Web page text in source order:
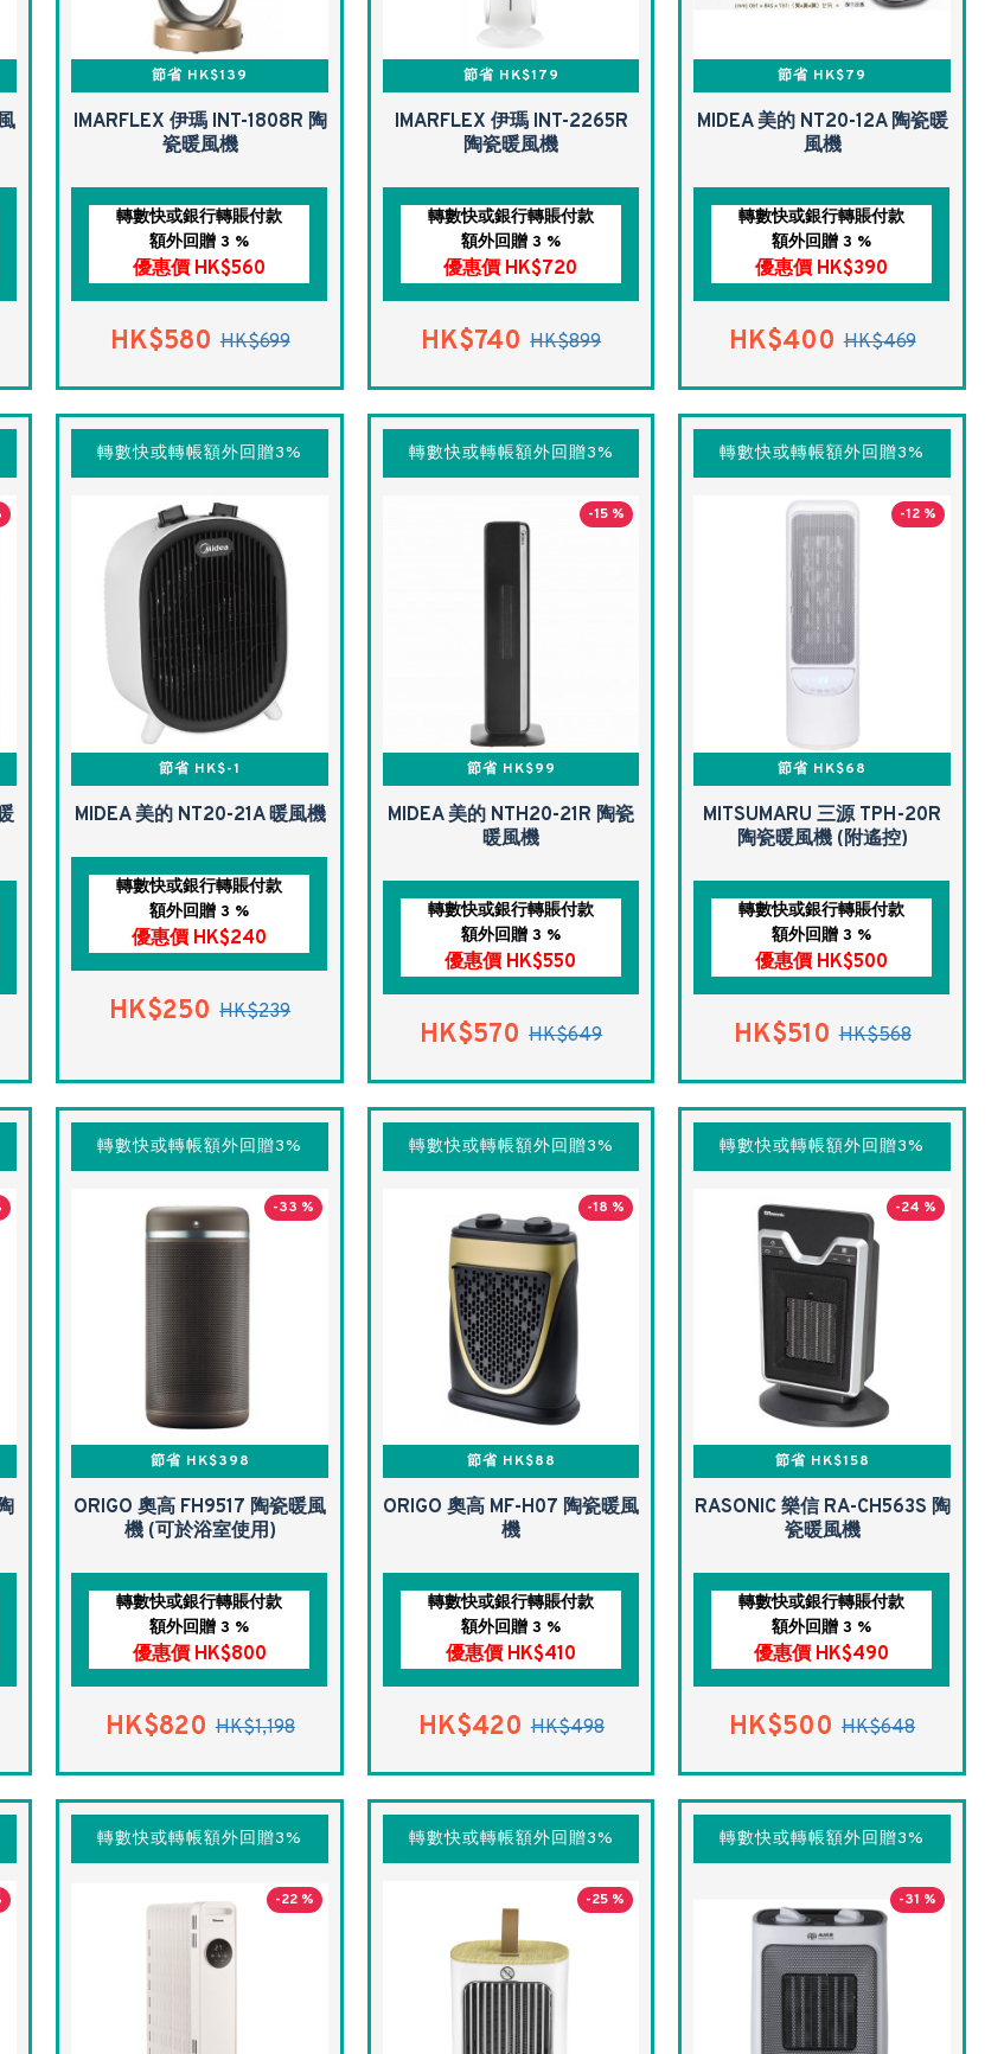
節省 HK$139
IMARFLEX 伊瑪 INT-1808R 陶
瓷暖風機
轉數快或銀行轉賬付款
額外回贈 3 %
優惠價 HK$560
HK$580 HK$699
節省 HK$179
IMARFLEX 伊瑪 INT-2265R
陶瓷暖風機
轉數快或銀行轉賬付款
額外回贈 3 %
優惠價 HK$720
HK$740 HK$899
節省 HK$79
MIDEA 美的 NT20-12A 陶瓷暖
風機
轉數快或銀行轉賬付款
額外回贈 3 %
優惠價 HK$390
HK$400 HK$469
轉數快或轉帳額外回贈3%
節省 HK$-1
MIDEA 美的 NT20-21A 暖風機
轉數快或銀行轉賬付款
額外回贈 3 %
優惠價 HK$240
HK$250 HK$239
轉數快或轉帳額外回贈3%
-15 %
節省 HK$99
MIDEA 美的 NTH20-21R 陶瓷
暖風機
轉數快或銀行轉賬付款
額外回贈 3 %
優惠價 HK$550
HK$570 HK$649
轉數快或轉帳額外回贈3%
-12 %
節省 HK$68
MITSUMARU 三源 TPH-20R
陶瓷暖風機 (附遙控)
轉數快或銀行轉賬付款
額外回贈 3 %
優惠價 HK$500
HK$510 HK$568
轉數快或轉帳額外回贈3%
-33 %
節省 HK$398
ORIGO 奧高 FH9517 陶瓷暖風
機 (可於浴室使用)
轉數快或銀行轉賬付款
額外回贈 3 %
優惠價 HK$800
HK$820 HK$1,198
轉數快或轉帳額外回贈3%
-18 %
節省 HK$88
ORIGO 奧高 MF-H07 陶瓷暖風
機
轉數快或銀行轉賬付款
額外回贈 3 %
優惠價 HK$410
HK$420 HK$498
轉數快或轉帳額外回贈3%
-24 %
節省 HK$158
RASONIC 樂信 RA-CH563S 陶
瓷暖風機
轉數快或銀行轉賬付款
額外回贈 3 %
優惠價 HK$490
HK$500 HK$648
轉數快或轉帳額外回贈3%
-22 %
轉數快或轉帳額外回贈3%
-25 %
轉數快或轉帳額外回贈3%
-31 %